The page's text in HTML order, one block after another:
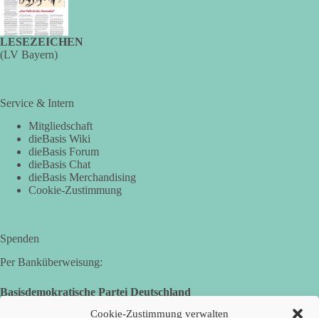
Cookie-Zustimmung verwalten
LESEZEICHEN
(LV Bayern)
Service & Intern
Mitgliedschaft
dieBasis Wiki
dieBasis Forum
dieBasis Chat
dieBasis Merchandising
Cookie-Zustimmung
Spenden
Per Banküberweisung:
Basisdemokratische Partei Deutschland